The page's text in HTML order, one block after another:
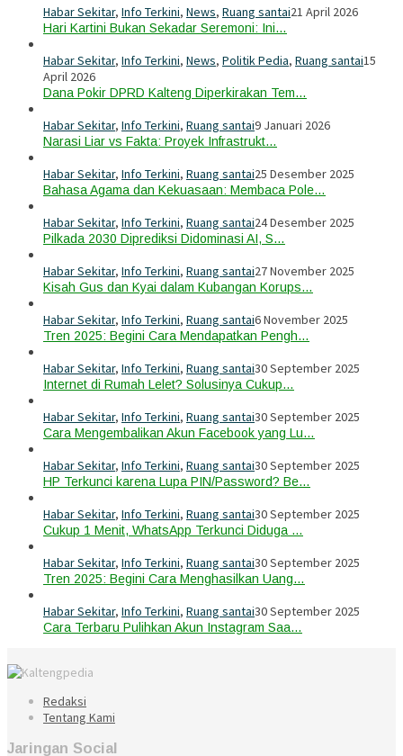
Habar Sekitar, Info Terkini, News, Ruang santai21 April 2026
Hari Kartini Bukan Sekadar Seremoni: Ini…
Habar Sekitar, Info Terkini, News, Politik Pedia, Ruang santai15
April 2026
Dana Pokir DPRD Kalteng Diperkirakan Tem…
Habar Sekitar, Info Terkini, Ruang santai9 Januari 2026
Narasi Liar vs Fakta: Proyek Infrastrukt…
Habar Sekitar, Info Terkini, Ruang santai25 Desember 2025
Bahasa Agama dan Kekuasaan: Membaca Pole…
Habar Sekitar, Info Terkini, Ruang santai24 Desember 2025
Pilkada 2030 Diprediksi Didominasi AI, S…
Habar Sekitar, Info Terkini, Ruang santai27 November 2025
Kisah Gus dan Kyai dalam Kubangan Korups…
Habar Sekitar, Info Terkini, Ruang santai6 November 2025
Tren 2025: Begini Cara Mendapatkan Pengh…
Habar Sekitar, Info Terkini, Ruang santai30 September 2025
Internet di Rumah Lelet? Solusinya Cukup…
Habar Sekitar, Info Terkini, Ruang santai30 September 2025
Cara Mengembalikan Akun Facebook yang Lu…
Habar Sekitar, Info Terkini, Ruang santai30 September 2025
HP Terkunci karena Lupa PIN/Password? Be…
Habar Sekitar, Info Terkini, Ruang santai30 September 2025
Cukup 1 Menit, WhatsApp Terkunci Diduga …
Habar Sekitar, Info Terkini, Ruang santai30 September 2025
Tren 2025: Begini Cara Menghasilkan Uang…
Habar Sekitar, Info Terkini, Ruang santai30 September 2025
Cara Terbaru Pulihkan Akun Instagram Saa…
Redaksi
Tentang Kami
Jaringan Social